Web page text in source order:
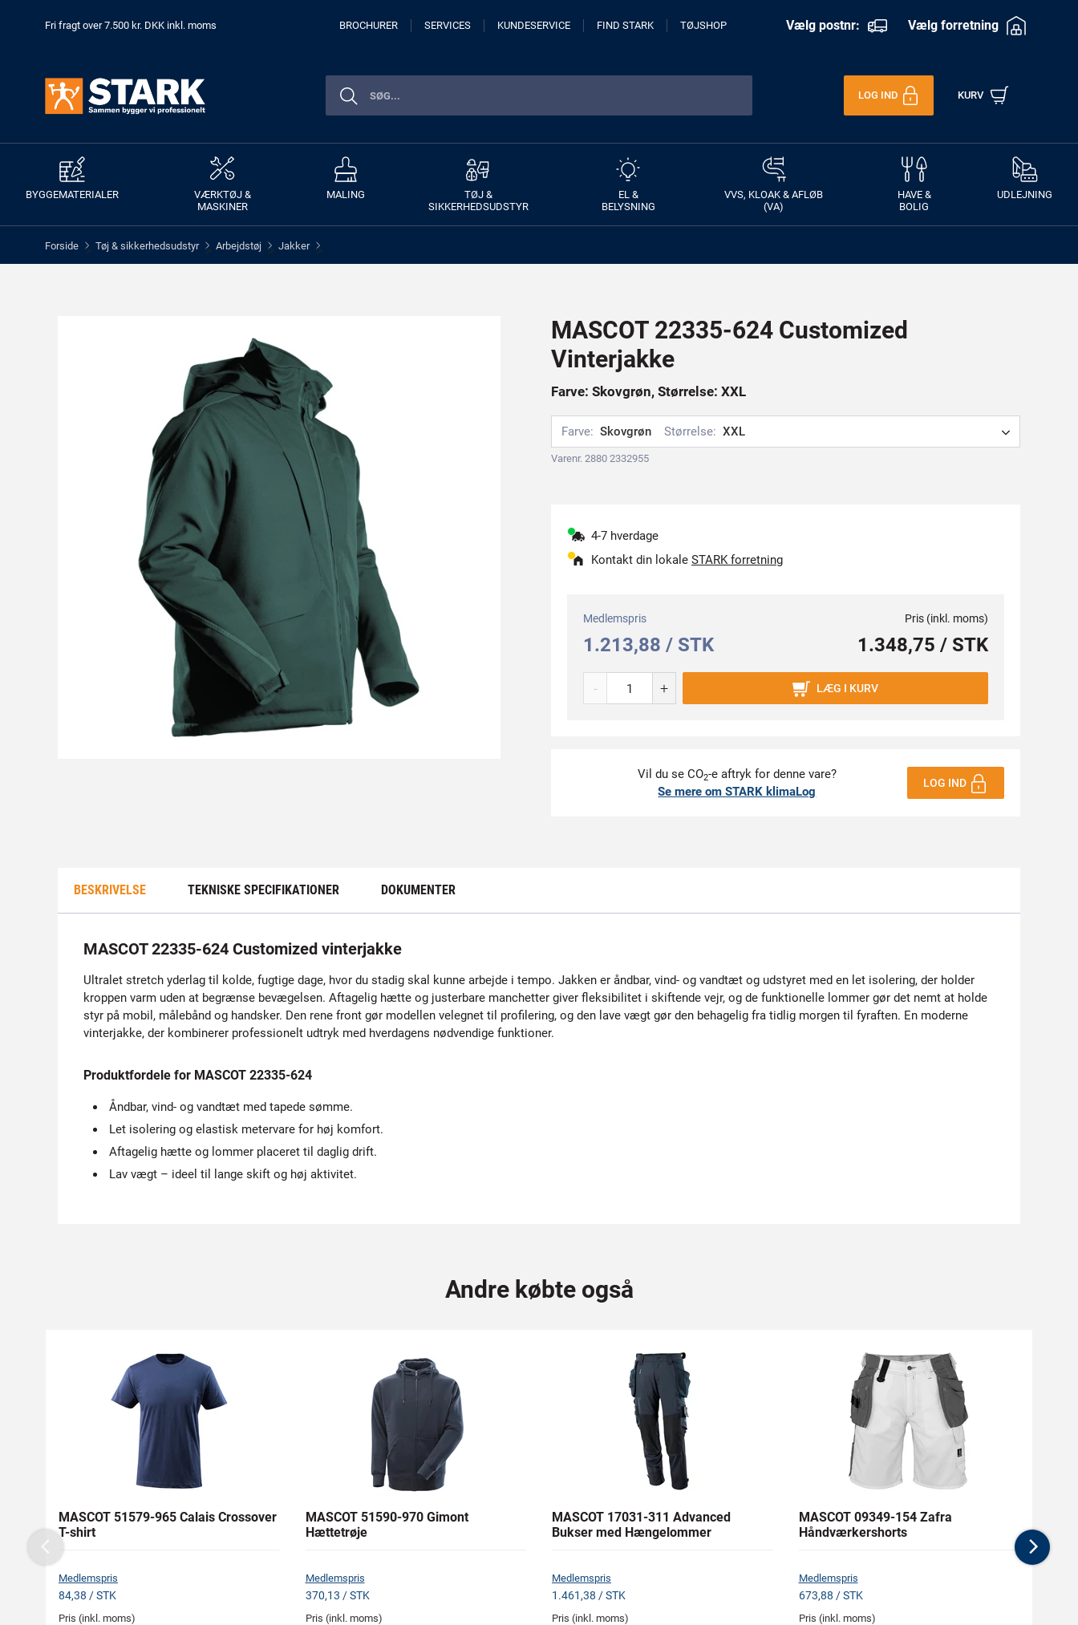
Fri fragt over 7.500 kr. DKK inkl. moms BROCHURER SERVICES KUNDESERVICE FIND STARK TØJSHOP Vælg postnr: Vælg forretning
LOG IND KURV
BYGGEMATERIALER
VÆRKTØJ &
MASKINER
MALING
TØJ &
SIKKERHEDSUDSTYR
EL &
BELYSNING
VVS, KLOAK & AFLØB
(VA)
HAVE &
BOLIG
UDLEJNING
Forside > Tøj & sikkerhedsudstyr > Arbejdstøj > Jakker >
MASCOT 22335-624 Customized
Vinterjakke
Farve: Skovgrøn, Størrelse: XXL
Farve: Skovgrøn Størrelse: XXL
Varenr. 2880 2332955
4-7 hverdage
Kontakt din lokale STARK forretning
Medlemspris
1.213,88 / STK
Pris (inkl. moms)
1.348,75 / STK
- + LÆG I KURV
Vil du se CO2-e aftryk for denne vare?
Se mere om STARK klimaLog
LOG IND
BESKRIVELSE TEKNISKE SPECIFIKATIONER DOKUMENTER
MASCOT 22335-624 Customized vinterjakke
Ultralet stretch yderlag til kolde, fugtige dage, hvor du stadig skal kunne arbejde i tempo. Jakken er åndbar, vind- og vandtæt og udstyret med en let isolering, der holder
kroppen varm uden at begrænse bevægelsen. Aftagelig hætte og justerbare manchetter giver fleksibilitet i skiftende vejr, og de funktionelle lommer gør det nemt at holde
styr på mobil, målebånd og handsker. Den rene front gør modellen velegnet til profilering, og den lave vægt gør den behagelig fra tidlig morgen til fyraften. En moderne
vinterjakke, der kombinerer professionelt udtryk med hverdagens nødvendige funktioner.
Produktfordele for MASCOT 22335-624
Åndbar, vind- og vandtæt med tapede sømme.
Let isolering og elastisk metervare for høj komfort.
Aftagelig hætte og lommer placeret til daglig drift.
Lav vægt – ideel til lange skift og høj aktivitet.
Andre købte også
MASCOT 51579-965 Calais Crossover
T-shirt
Medlemspris
84,38 / STK
Pris (inkl. moms)
MASCOT 51590-970 Gimont
Hættetrøje
Medlemspris
370,13 / STK
Pris (inkl. moms)
MASCOT 17031-311 Advanced
Bukser med Hængelommer
Medlemspris
1.461,38 / STK
Pris (inkl. moms)
MASCOT 09349-154 Zafra
Håndværkershorts
Medlemspris
673,88 / STK
Pris (inkl. moms)
Previous